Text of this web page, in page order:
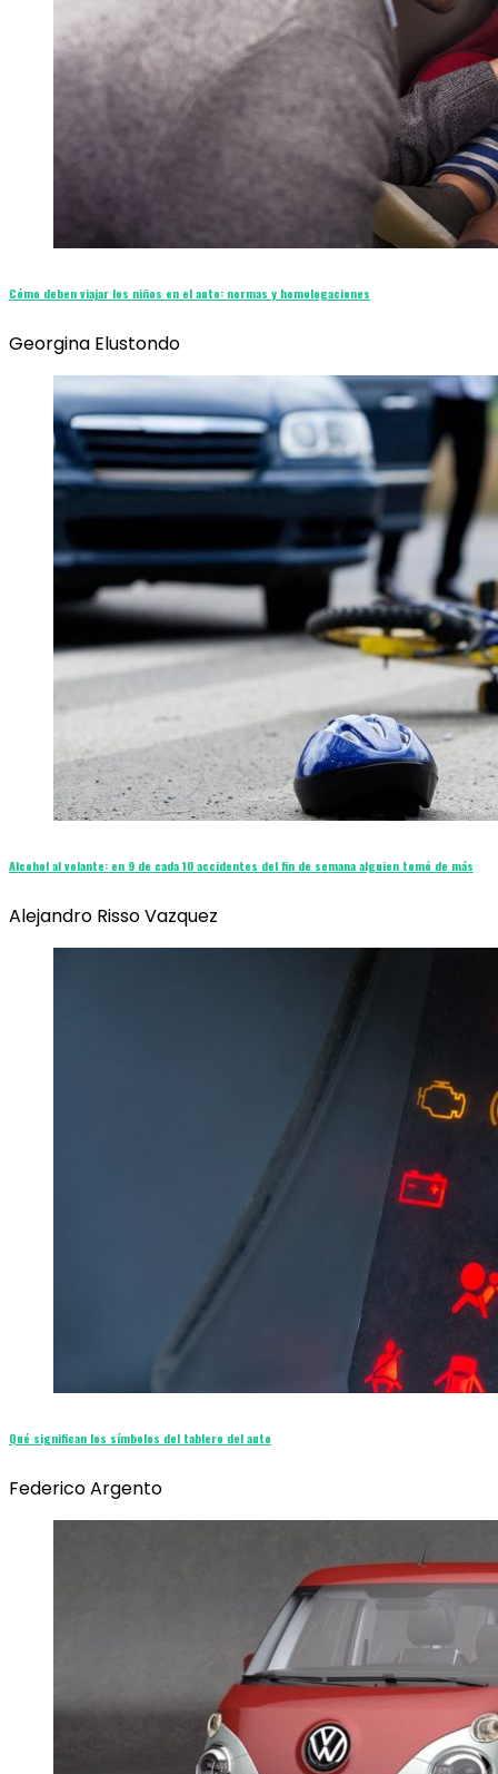
Cómo deben viajar los niños en el auto: normas y homologaciones
Georgina Elustondo
Alcohol al volante: en 9 de cada 10 accidentes del fin de semana alguien tomó de más
Alejandro Risso Vazquez
Qué significan los símbolos del tablero del auto
Federico Argento